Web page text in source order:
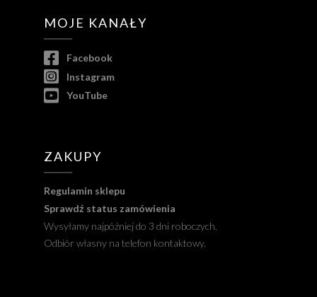
MOJE KANAŁY
Facebook
Instagram
YouTube
ZAKUPY
Regulamin sklepu
Sprawdź status zamówienia
Wysyłamy najpóźniej do 3 dni roboczych.
Odbiór własny na telefon kontaktowy.